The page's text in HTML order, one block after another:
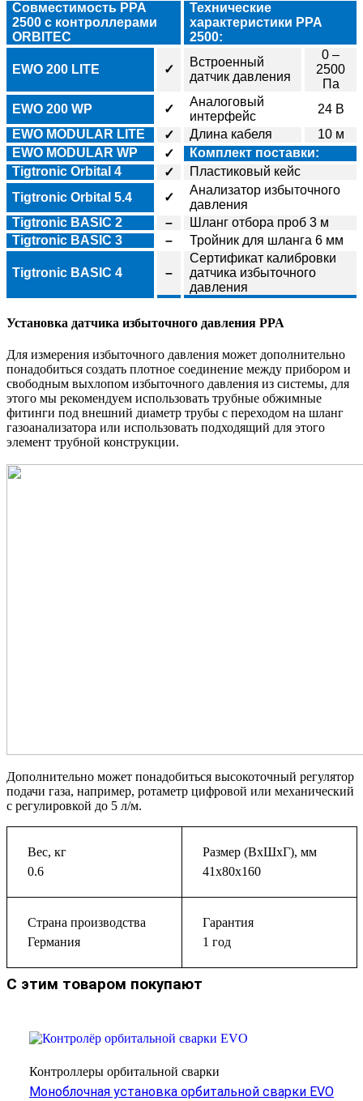
Совместимость PPA
2500 с контроллерами
ORBITEC
Технические
характеристики PPA
2500:
EWO 200 LITE ✓
Встроенный
датчик давления
0 –
2500
Па
EWO 200 WP
✓
Аналоговый
интерфейс
24 В
EWO MODULAR LITE ✓ Длина кабеля
10 м
EWO MODULAR WP ✓
Комплект поставки:
Tigtronic Orbital 4
✓
Пластиковый кейс
Tigtronic Orbital 5.4
✓
Анализатор избыточного
давления
Tigtronic BASIC2 –
Шланг отбора проб 3 м
Tigtronic BASIC3 – Тройник для шланга 6 мм
Tigtronic BASIC4 –
Сертификат калибровки
датчика избыточного
давления
Установка датчика избыточного давления PPA
Для измерения избыточного давления может дополнительно
понадобиться создать плотное соединение между прибором и
свободным выхлопом избыточного давления из системы, для
этого мы рекомендуем использовать трубные обжимные
фитинги под внешний диаметр трубы с переходом на шланг
газоанализатора или использовать подходящий для этого
элемент трубной конструкции.
Дополнительно может понадобиться высокоточный регулятор
подачи газа, например, ротаметр цифровой или механический
с регулировкой до 5 л/м.
Вес, кг
0.6
Размер (ВхШхГ), мм
41х80х160
Страна производства
Германия
Гарантия
1 год
С этим товаром покупают
Контроллеры орбитальной сварки
Моноблочная установка орбитальной сварки EVO